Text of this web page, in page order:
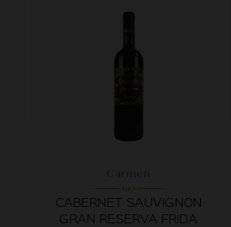
CABERNET SAUVIGNON
GRAN RESERVA FRIDA